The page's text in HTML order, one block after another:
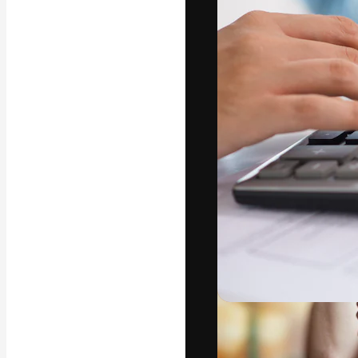
Platforma
najlepszych
Polski
Copyright ©